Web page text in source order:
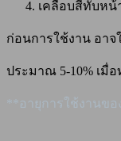
เคลือบสีทับหน้
ก่อนการใช้งาน อาจ
ประมาณ 5-10% เมื่
**อายุการใช้งานข